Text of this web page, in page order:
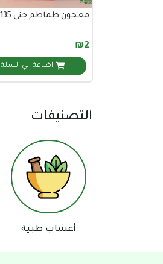
معجون طماطم جنى 135 غم
₪2
اضافة الي السلة
التصنيفات
أعشاب طبية